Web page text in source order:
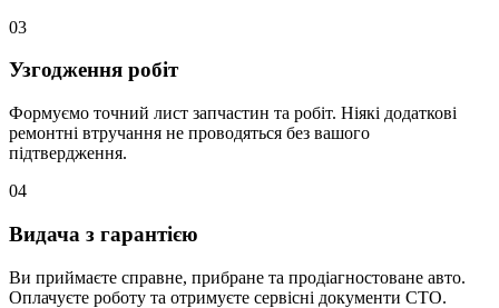
03
Узгодження робіт
Формуємо точний лист запчастин та робіт. Ніякі додаткові
ремонтні втручання не проводяться без вашого
підтвердження.
04
Видача з гарантією
Ви приймаєте справне, прибране та продіагностоване авто.
Оплачуєте роботу та отримуєте сервісні документи СТО.